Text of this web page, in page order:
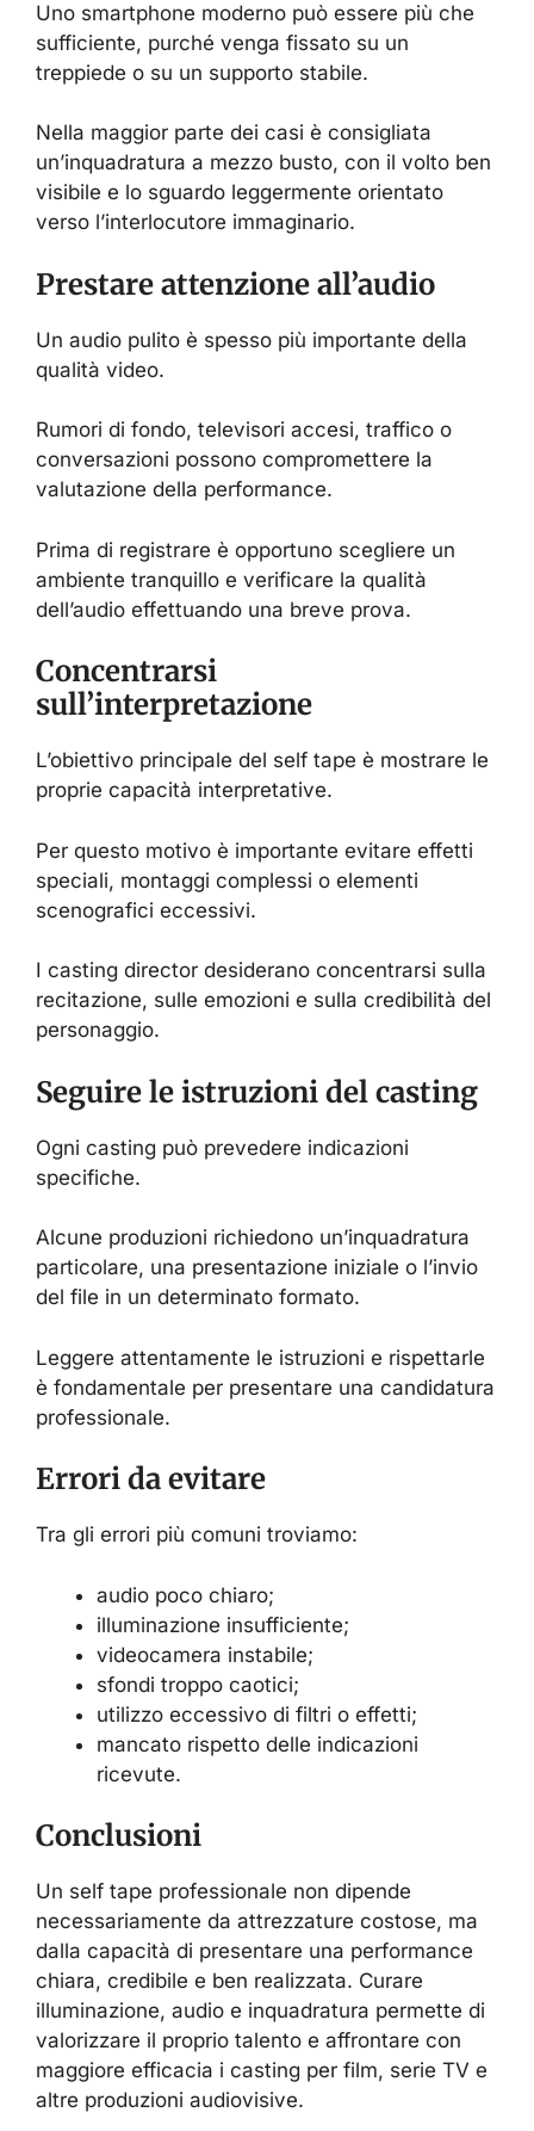
Uno smartphone moderno può essere più che
sufficiente, purché venga fissato su un
treppiede o su un supporto stabile.
Nella maggior parte dei casi è consigliata
un’inquadratura a mezzo busto, con il volto ben
visibile e lo sguardo leggermente orientato
verso l’interlocutore immaginario.
Prestare attenzione all’audio
Un audio pulito è spesso più importante della
qualità video.
Rumori di fondo, televisori accesi, traffico o
conversazioni possono compromettere la
valutazione della performance.
Prima di registrare è opportuno scegliere un
ambiente tranquillo e verificare la qualità
dell’audio effettuando una breve prova.
Concentrarsi
sull’interpretazione
L’obiettivo principale del self tape è mostrare le
proprie capacità interpretative.
Per questo motivo è importante evitare effetti
speciali, montaggi complessi o elementi
scenografici eccessivi.
I casting director desiderano concentrarsi sulla
recitazione, sulle emozioni e sulla credibilità del
personaggio.
Seguire le istruzioni del casting
Ogni casting può prevedere indicazioni
specifiche.
Alcune produzioni richiedono un’inquadratura
particolare, una presentazione iniziale o l’invio
del file in un determinato formato.
Leggere attentamente le istruzioni e rispettarle
è fondamentale per presentare una candidatura
professionale.
Errori da evitare
Tra gli errori più comuni troviamo:
audio poco chiaro;
illuminazione insufficiente;
videocamera instabile;
sfondi troppo caotici;
utilizzo eccessivo di filtri o effetti;
mancato rispetto delle indicazioni
ricevute.
Conclusioni
Un self tape professionale non dipende
necessariamente da attrezzature costose, ma
dalla capacità di presentare una performance
chiara, credibile e ben realizzata. Curare
illuminazione, audio e inquadratura permette di
valorizzare il proprio talento e affrontare con
maggiore efficacia i casting per film, serie TV e
altre produzioni audiovisive.